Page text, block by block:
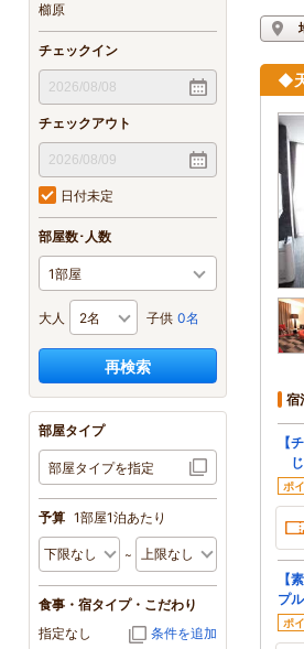
櫛原
チェックイン
チェックアウト
日付未定
部屋数･人数
大人 子供 0名
再検索
部屋タイプ
部屋タイプを指定
予算 1部屋1泊あたり
食事・宿タイプ・こだわり
指定なし
条件を追加
◆
宿
【
じ
ポ
【
プ
ポ